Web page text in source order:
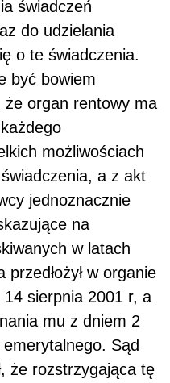
świadczeń
do udzielania
o te świadczenia.
być bowiem
organ rentowy ma
możliwościach
a z akt
jednoznacznie
na
w latach
w organie
sierpnia 2001 r, a
mu z dniem 2
Sąd
że rozstrzygająca tę